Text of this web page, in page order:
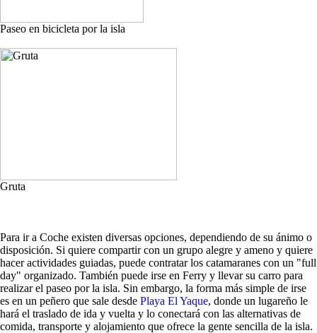
Paseo en bicicleta por la isla
Gruta
Para ir a Coche existen diversas opciones, dependiendo de su ánimo o
disposición. Si quiere compartir con un grupo alegre y ameno y quiere
hacer actividades guiadas, puede contratar los catamaranes con un "full
day" organizado. También puede irse en Ferry y llevar su carro para
realizar el paseo por la isla. Sin embargo, la forma más simple de irse
es en un peñero que sale desde Playa El Yaque, donde un lugareño le
hará el traslado de ida y vuelta y lo conectará con las alternativas de
comida, transporte y alojamiento que ofrece la gente sencilla de la isla.